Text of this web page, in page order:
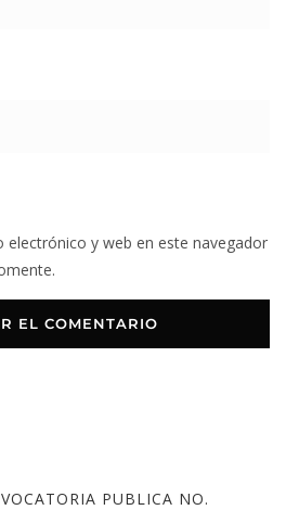
electrónico y web en este navegador
PUBLICA NO.